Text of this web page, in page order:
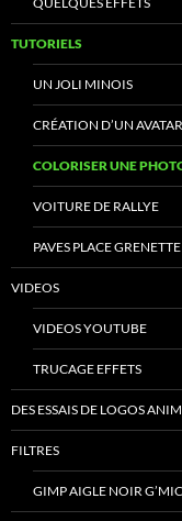
TUTORIELS
UN JOLI MINOIS
CRÉATION D’UN AVATAR
COLORISER UNE
VOITURE DE RALLYE
PAVES PLACE GRENETTE
VIDEOS
VIDEOS YOUTUBE
TRUCAGE EFFETS
DES ESSAIS DE LOGOS
FILTRES
GIMP AIGLE NOIR G’MIC